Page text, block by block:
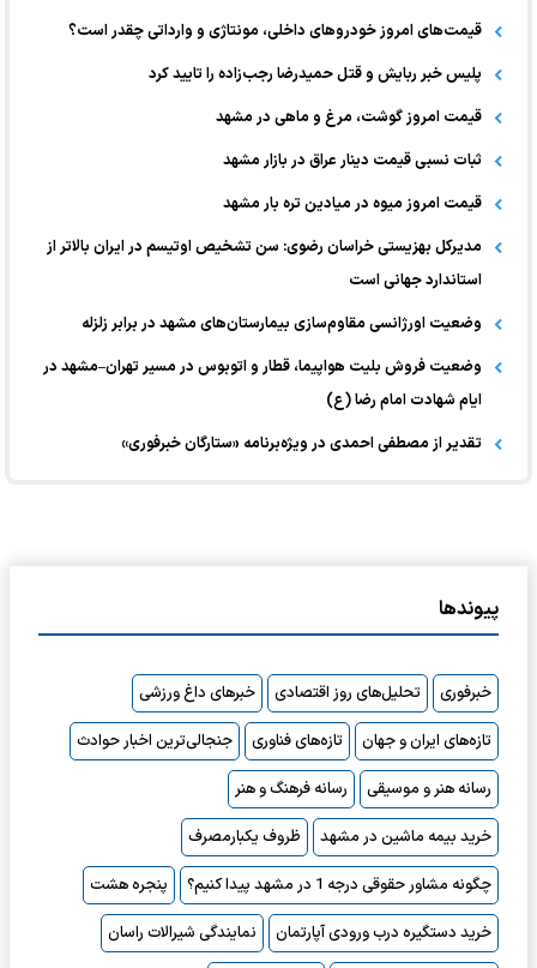
قیمت‌های امروز خودرو‌های داخلی، مونتاژی و وارداتی چقدر است؟
پلیس خبر ربایش و قتل حمیدرضا رجب‌زاده را تایید کرد
قیمت امروز گوشت، مرغ و ماهی در مشهد
ثبات نسبی قیمت دینار عراق در بازار مشهد
قیمت امروز میوه در میادین تره بار مشهد
مدیرکل بهزیستی خراسان رضوی: سن تشخیص اوتیسم در ایران بالاتر از
استاندارد جهانی است
وضعیت اورژانسی مقاوم‌سازی بیمارستان‌های مشهد در برابر زلزله
وضعیت فروش بلیت هواپیما، قطار و اتوبوس در مسیر تهران–مشهد در
ایام شهادت امام رضا (ع)
تقدیر از مصطفی احمدی در ویژه‌برنامه «ستارگان خبرفوری»
پیوندها
خبرفوری تحلیل‌های روز اقتصادی
خبرهای داغ ورزشی
تازه‌های ایران و جهان
تازه‌های فناوری
جنجالی‌ترین اخبار حوادث
رسانه هنر و موسیقی
رسانه فرهنگ و هنر
خرید بیمه ماشین در مشهد
ظروف یکبارمصرف
چگونه مشاور حقوقی درجه 1 در مشهد پیدا کنیم؟
پنجره هشت
خرید دستگیره درب ورودی آپارتمان
نمایندگی شیرالات راسان